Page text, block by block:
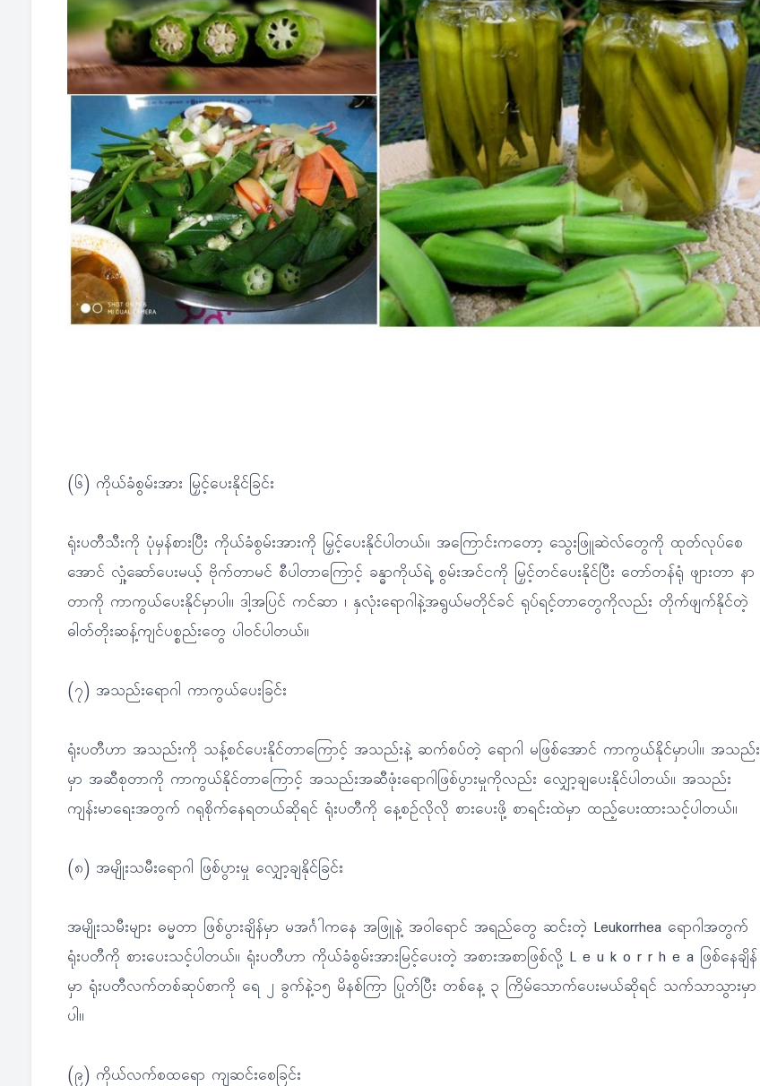
(၆) ကိုယ်ခံစွမ်းအား မြှင့်ပေးနိုင်ခြင်း
ရုံးပတီသီးကို ပုံမှန်စားပြီး ကိုယ်ခံစွမ်းအားကို မြှင့်ပေးနိုင်ပါတယ်။ အကြောင်းကတော့ သွေးဖြူဆဲလ်တွေကို ထုတ်လုပ်စေ
အောင် လှုံ့ဆော်ပေးမယ့် ဗိုက်တာမင် စီပါတာကြောင့် ခန္ဓာကိုယ်ရဲ့ စွမ်းအင်ငကို မြှင့်တင်ပေးနိုင်ပြီး တော်တန်ရုံ ဖျားတာ နာ
တာကို ကာကွယ်ပေးနိုင်မှာပါ။ ဒါ့အပြင် ကင်ဆာ ၊ နှလုံးရောဂါနဲ့အရွယ်မတိုင်ခင် ရုပ်ရင့်တာတွေကိုလည်း တိုက်ဖျက်နိုင်တဲ့
ဓါတ်တိုးဆန့်ကျင်ပစ္စည်းတွေ ပါဝင်ပါတယ်။
(၇) အသည်းရောဂါ ကာကွယ်ပေးခြင်း
ရုံးပတီဟာ အသည်းကို သန့်စင်ပေးနိုင်တာကြောင့် အသည်းနဲ့ ဆက်စပ်တဲ့ ရောဂါ မဖြစ်အောင် ကာကွယ်နိုင်မှာပါ။ အသည်း
မှာ အဆီစုတာကို ကာကွယ်နိုင်တာကြောင့် အသည်းအဆီဖုံးရောဂါဖြစ်ပွားမှုကိုလည်း လျှော့ချပေးနိုင်ပါတယ်။ အသည်း
ကျန်းမာရေးအတွက် ဂရုစိုက်နေရတယ်ဆိုရင် ရုံးပတီကို နေ့စဉ်လိုလို စားပေးဖို့ စာရင်းထဲမှာ ထည့်ပေးထားသင့်ပါတယ်။
(၈) အမျိုးသမီးရောဂါ ဖြစ်ပွားမှု လျှော့ချနိုင်ခြင်း
အမျိုးသမီးများ ဓမ္မတာ ဖြစ်ပွားချိန်မှာ မအင်္ဂါကနေ အဖြူနဲ့ အဝါရောင် အရည်တွေ ဆင်းတဲ့ Leukorrhea ရောဂါအတွက်
ရုံးပတီကို စားပေးသင့်ပါတယ်။ ရုံးပတီဟာ ကိုယ်ခံစွမ်းအားမြင့်ပေးတဲ့ အစားအစာဖြစ်လို့ L e u k o r r h e a ဖြစ်နေချိန်
မှာ ရုံးပတီလက်တစ်ဆုပ်စာကို ရေ ၂ ခွက်နဲ့၁၅ မိနစ်ကြာ ပြုတ်ပြီး တစ်နေ့ ၃ ကြိမ်သောက်ပေးမယ်ဆိုရင် သက်သာသွားမှာ
ပါ။
(၉) ကိုယ်လက်စထရော ကျဆင်းစေခြင်း